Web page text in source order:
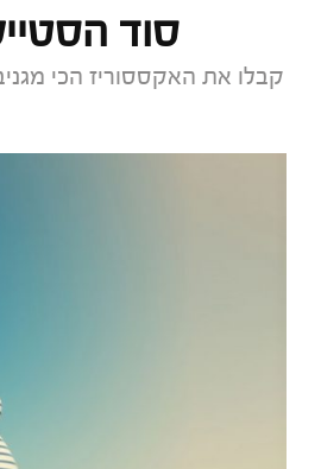
סוד
קבלו את האקססוריז הכי